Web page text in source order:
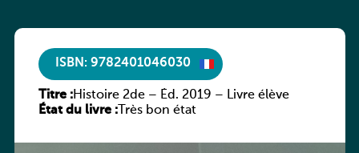
ISBN: 9782401046030
Titre :Histoire 2de – Éd. 2019 – Livre élève
État du livre :Très bon état